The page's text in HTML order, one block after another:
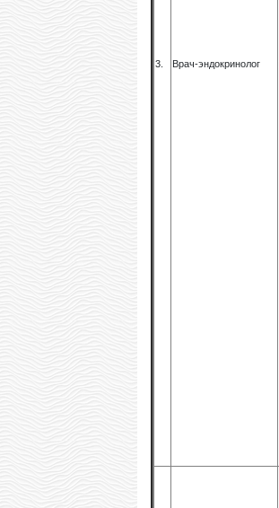
3. Врач-эндокринолог